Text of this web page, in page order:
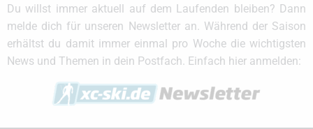
Du willst immer aktuell auf dem Laufenden bleiben? Dann
melde dich für unseren Newsletter an. Während der Saison
erhältst du damit immer einmal pro Woche die wichtigsten
News und Themen in dein Postfach. Einfach hier anmelden: